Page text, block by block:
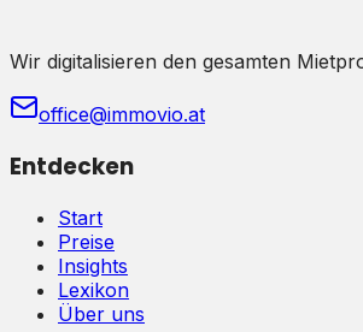
Wir digitalisieren den gesamten
office@immovio.at
Entdecken
Start
Preise
Insights
Lexikon
Über uns